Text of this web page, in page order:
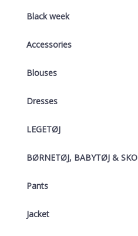
Black week
Accessories
Blouses
Dresses
LEGETØJ
BØRNETØJ, BABYTØJ & SKO
Pants
Jacket